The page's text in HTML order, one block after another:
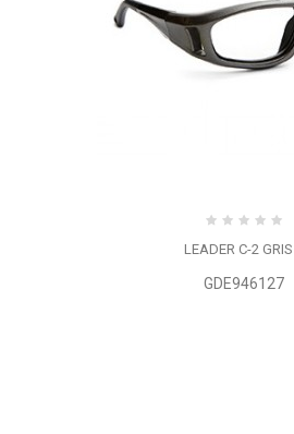
LEADER C-2
GDE946127